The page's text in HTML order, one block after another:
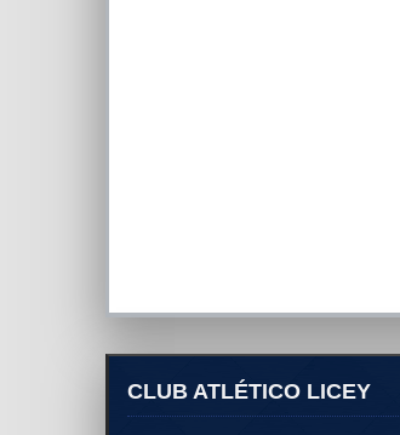
CLUB ATLÉTICO LICEY